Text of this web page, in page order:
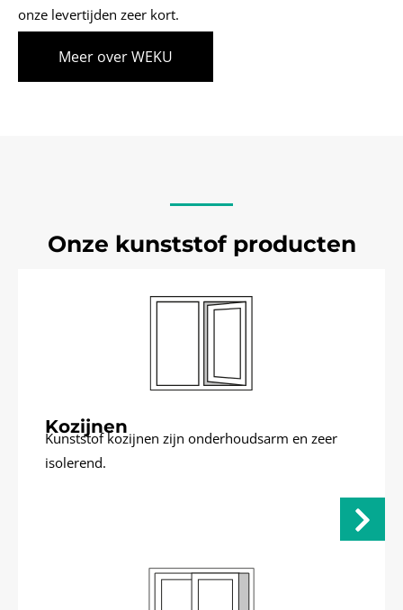
onze levertijden zeer kort.
Meer over WEKU
Onze kunststof producten
Kozijnen
Kunststof kozijnen zijn onderhoudsarm en zeer
isolerend.